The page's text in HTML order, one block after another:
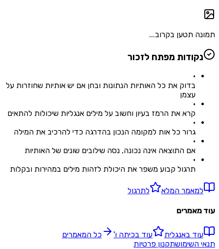
תמונה תטען בקרוב...
נקודות מפתח לזכור
•
בדוק את כל האותיות הנתונות ובחן אם יש אותיות שחוזרות על
עצמן
•
קרא את הרמז בעיון וחשוב על מילים אנגליות שיכולות להתאים
•
גרור כל אות למקומה הנכון בהדרגה כדי להרכיב את המילה
•
אם התוצאה אינה נכונה, נסה שילובים שונים של האותיות
•
תרגול קבוע משפר את היכולת לזהות מילים במהירות ובקלות
למאמר המלא לתרגול
עוד מאמרים
עוד באנגלית עוד בכיתה ו'
כל המאמרים
תנאי השימושתקנון פרטיות